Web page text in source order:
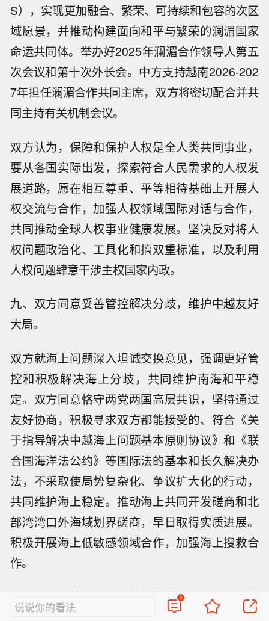
S），实现更加融合、繁荣、可持续和包容的次区
域愿景，并推动构建面向和平与繁荣的澜湄国家
命运共同体。举办好2025年澜湄合作领导人第五
次会议和第十次外长会。中方支持越南2026-202
7年担任澜湄合作共同主席，双方将密切配合并共
同主持有关机制会议。
双方认为，保障和保护人权是全人类共同事业，
要从各国实际出发，探索符合人民需求的人权发
展道路，愿在相互尊重、平等相待基础上开展人
权交流与合作，加强人权领域国际对话与合作，
共同推动全球人权事业健康发展。坚决反对将人
权问题政治化、工具化和搞双重标准，以及利用
人权问题肆意干涉主权国家内政。
九、双方同意妥善管控解决分歧，维护中越友好
大局。
双方就海上问题深入坦诚交换意见，强调更好管
控和积极解决海上分歧，共同维护南海和平稳
定。双方同意恪守两党两国高层共识，坚持通过
友好协商，积极寻求双方都能接受的、符合《关
于指导解决中越海上问题基本原则协议》和《联
合国海洋法公约》等国际法的基本和长久解决办
法，不采取使局势复杂化、争议扩大化的行动，
共同维护海上稳定。推动海上共同开发磋商和北
部湾湾口外海域划界磋商，早日取得实质进展。
积极开展海上低敏感领域合作，加强海上搜救合
作。
双方重申，继续全面有效落实《南海各方行为宣
言》，在协商一致基础上早日达成有效、富有实
说说你的看法
0